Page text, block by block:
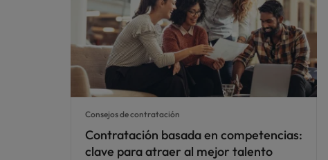
Consejos de contratación
Contratación basada en competencias:
clave para atraer al mejor talento